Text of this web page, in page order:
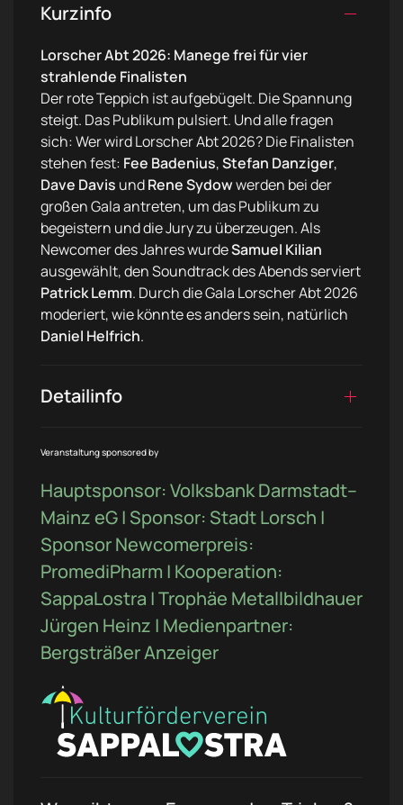
Kurzinfo
Lorscher Abt 2026: Manege frei für vier
strahlende Finalisten
Der rote Teppich ist aufgebügelt. Die Spannung
steigt. Das Publikum pulsiert. Und alle fragen
sich: Wer wird Lorscher Abt 2026? Die Finalisten
stehen fest: Fee Badenius,Stefan Danziger,
Dave Davis undRene Sydowwerden bei der
großen Gala antreten, um das Publikum zu
begeistern und die Jury zu überzeugen. Als
Newcomer des Jahres wurdeSamuel Kilian
ausgewählt, den Soundtrack des Abends serviert
Patrick Lemm. Durch die Gala Lorscher Abt 2026
moderiert, wie könnte es anders sein, natürlich
Daniel Helfrich.
Detailinfo
Veranstaltung sponsored by
Hauptsponsor: Volksbank Darmstadt–
Mainz eG | Sponsor: Stadt Lorsch |
Sponsor Newcomerpreis:
PromediPharm | Kooperation:
SappaLostra | Trophäe Metallbildhauer
Jürgen Heinz | Medienpartner:
Bergsträßer Anzeiger